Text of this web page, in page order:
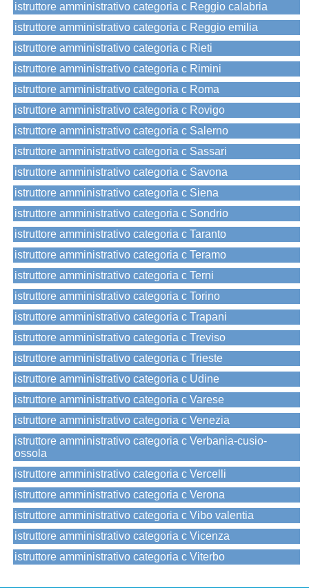
istruttore amministrativo categoria c Reggio calabria
istruttore amministrativo categoria c Reggio emilia
istruttore amministrativo categoria c Rieti
istruttore amministrativo categoria c Rimini
istruttore amministrativo categoria c Roma
istruttore amministrativo categoria c Rovigo
istruttore amministrativo categoria c Salerno
istruttore amministrativo categoria c Sassari
istruttore amministrativo categoria c Savona
istruttore amministrativo categoria c Siena
istruttore amministrativo categoria c Sondrio
istruttore amministrativo categoria c Taranto
istruttore amministrativo categoria c Teramo
istruttore amministrativo categoria c Terni
istruttore amministrativo categoria c Torino
istruttore amministrativo categoria c Trapani
istruttore amministrativo categoria c Treviso
istruttore amministrativo categoria c Trieste
istruttore amministrativo categoria c Udine
istruttore amministrativo categoria c Varese
istruttore amministrativo categoria c Venezia
istruttore amministrativo categoria c Verbania-cusio-
ossola
istruttore amministrativo categoria c Vercelli
istruttore amministrativo categoria c Verona
istruttore amministrativo categoria c Vibo valentia
istruttore amministrativo categoria c Vicenza
istruttore amministrativo categoria c Viterbo